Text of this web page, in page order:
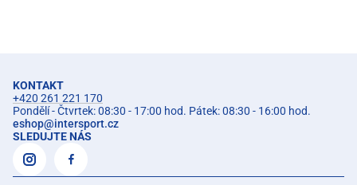
KONTAKT
+420 261 221 170
Pondělí - Čtvrtek: 08:30 - 17:00 hod. Pátek: 08:30 - 16:00 hod.
eshop@intersport.cz
SLEDUJTE NÁS